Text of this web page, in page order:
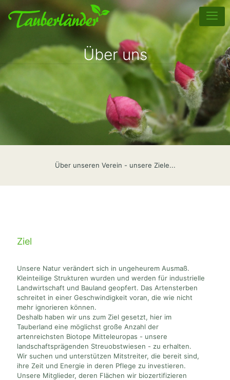
Über uns
Über unseren Verein - unsere Ziele...
Ziel
Unsere Natur verändert sich in ungeheurem Ausmaß.
Kleinteilige Strukturen wurden und werden für industrielle
Landwirtschaft und Bauland geopfert. Das Artensterben
schreitet in einer Geschwindigkeit voran, die wie nicht
mehr ignorieren können.
Deshalb haben wir uns zum Ziel gesetzt, hier im
Tauberland eine möglichst große Anzahl der
artenreichsten Biotope Mitteleuropas - unsere
landschaftsprägenden Streuobstwiesen - zu erhalten.
Wir suchen und unterstützen Mitstreiter, die bereit sind,
ihre Zeit und Energie in deren Pflege zu investieren.
Unsere Mitglieder, deren Flächen wir biozertifizieren